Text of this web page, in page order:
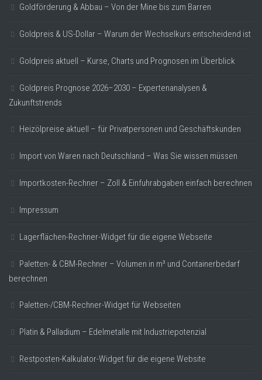
Goldförderung & Abbau – Von der Mine bis zum Barren
Goldpreis & US-Dollar – Warum der Wechselkurs entscheidend ist
Goldpreis aktuell – Kurse, Charts und Prognosen im Überblick
Goldpreis Prognose 2026–2030 – Expertenanalysen &
Zukunftstrends
Heizölpreise aktuell – für Privatpersonen und Geschäftskunden
Import von Waren nach Deutschland – Was Sie wissen müssen
Importkosten-Rechner – Zoll & Einfuhrabgaben einfach berechnen
Impressum
Lagerflächen-Rechner-Widget für die eigene Webseite
Paletten- & CBM-Rechner – Volumen in m³ und Containerbedarf
berechnen
Paletten-/CBM-Rechner-Widget für Webseiten
Platin & Palladium – Edelmetalle mit Industriepotenzial
Restposten-Kalkulator-Widget für die eigene Website